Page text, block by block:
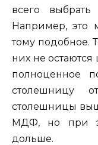
всего
Например, это
тому подобное.
них не
полноценное
столешницу
столешницы
МДФ, но при
дольше.